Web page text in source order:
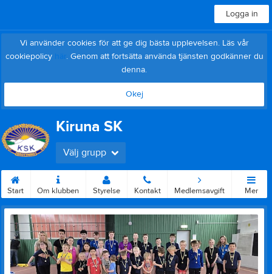
Logga in
Vi använder cookies för att ge dig bästa upplevelsen. Läs vår
cookiepolicy här. Genom att fortsätta använda tjänsten godkänner du
denna.
Okej
Kiruna SK
Välj grupp
Start Om klubben Styrelse Kontakt Medlemsavgift Mer